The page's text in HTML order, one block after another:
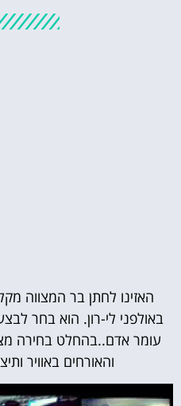
האזינו לחתן בר המצווה
באולפני לי-רון. הוא בחר
עומר אדם..בהחלט בחירה
והאורחים באוויר